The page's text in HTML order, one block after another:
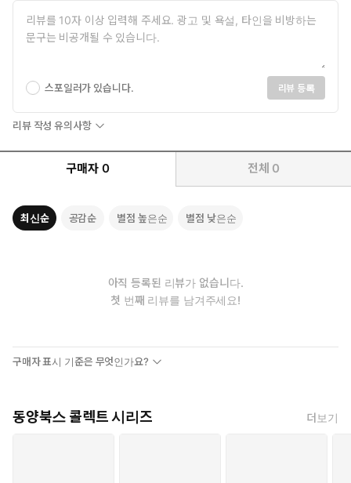
스포일러가 있습니다. 리뷰 등록
리뷰 작성 유의사항
구매자 0 전체 0
최신순 공감순 별점 높은순 별점 낮은순
아직 등록된 리뷰가 없습니다.
첫 번째 리뷰를 남겨주세요!
구매자 표시 기준은 무엇인가요?
동양북스 콜렉트 시리즈 더보기